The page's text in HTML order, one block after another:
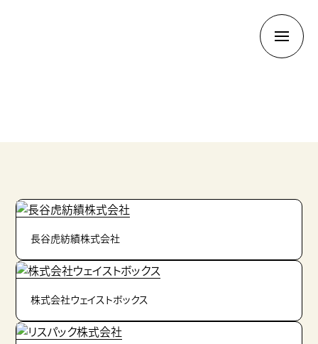
長谷虎紡績株式会社
株式会社ウェイストボックス